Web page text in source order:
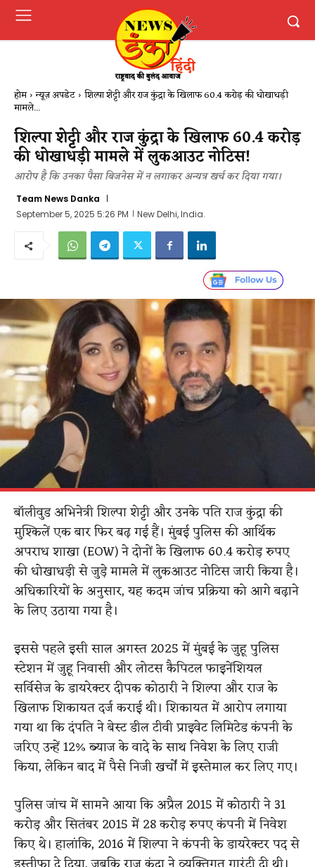
होम न्यूज़ अपडेट शिल्पा शेट्टी और राज कुंद्रा के खिलाफ 60.4 करोड़ की धोखाधड़ी
मामले...
शिल्पा शेट्टी और राज कुंद्रा के खिलाफ 60.4 करोड़
की धोखाधड़ी मामले में लुकआउट नोटिस!
आरोप है कि उनका पैसा बिजनेस में न लगाकर अन्यत्र खर्च कर दिया गया।
Team News Danka
September 5, 2025 5:26 PM
New Delhi, India.
बॉलीवुड अभिनेत्री शिल्पा शेट्टी और उनके पति राज कुंद्रा की
मुश्किलें एक बार फिर बढ़ गई हैं। मुंबई पुलिस की आर्थिक
अपराध शाखा (EOW) ने दोनों के खिलाफ 60.4 करोड़ रुपए
की धोखाधड़ी से जुड़े मामले में लुकआउट नोटिस जारी किया है।
अधिकारियों के अनुसार, यह कदम जांच प्रक्रिया को आगे बढ़ाने
के लिए उठाया गया है।
इससे पहले इसी साल अगस्त 2025 में मुंबई के जुहू पुलिस
स्टेशन में जुहू निवासी और लोटस कैपिटल फाइनेंशियल
सर्विसेज के डायरेक्टर दीपक कोठारी ने शिल्पा और राज के
खिलाफ शिकायत दर्ज कराई थी। शिकायत में आरोप लगाया
गया था कि दंपति ने बेस्ट डील टीवी प्राइवेट लिमिटेड कंपनी के
जरिए उन्हें 12% ब्याज के वादे के साथ निवेश के लिए राजी
किया, लेकिन बाद में पैसे निजी खर्चों में इस्तेमाल कर लिए गए।
पुलिस जांच में सामने आया कि अप्रैल 2015 में कोठारी ने 31
करोड़ और सितंबर 2015 में 28 करोड़ रुपए कंपनी में निवेश
किए थे। हालांकि, 2016 में शिल्पा ने कंपनी के डायरेक्टर पद से